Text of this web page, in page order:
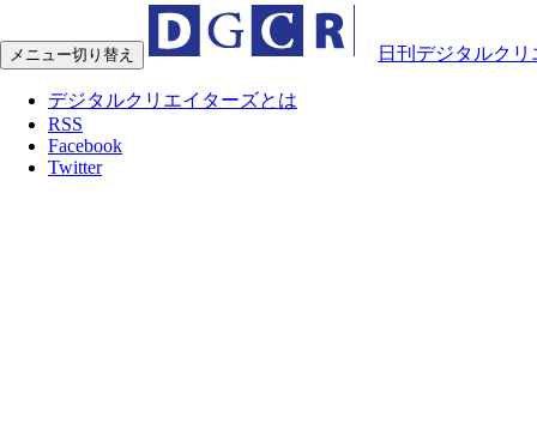
メニュー切り替え 日刊デジタルク
デジタルクリエイターズとは
RSS
Facebook
Twitter